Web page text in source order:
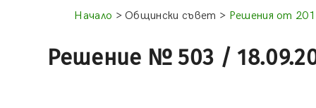
Начало > Общински съвет > Решения от
Решение № 503 /